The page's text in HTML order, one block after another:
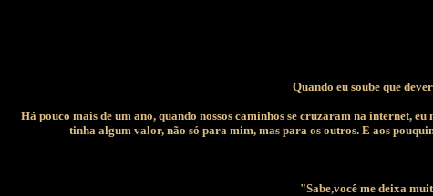
Quando eu soube que
Há pouco mais de um ano, quando nossos caminhos se cruzaram na internet,
tinha algum valor, não só para mim, mas para os outros. E aos
"Sabe,você me deixa